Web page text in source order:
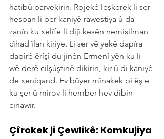
hatibû parvekirin. Rojekê leşkerek li ser
hespan li ber kaniyê rawestiya û da
zanîn ku xelîfe li dijî kesên nemisilman
cîhad îlan kiriye. Li ser vê yekê dapîra
dapîrê êrîşî du jinên Ermenî yên ku li
wê derê cilşûştinê dikirin, kir û di kaniyê
de xeniqand. Ev bûyer mînakek bi êş e
ku şer û mirov li hember hev dibin
cinawir.
Çîrokek ji Çewlikê: Komkujiya